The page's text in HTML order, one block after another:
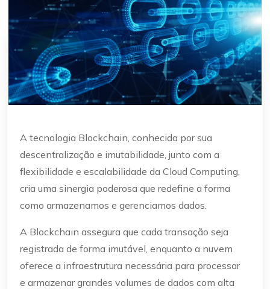
A tecnologia Blockchain, conhecida por sua
descentralização e imutabilidade, junto com a
flexibilidade e escalabilidade da Cloud Computing,
cria uma sinergia poderosa que redefine a forma
como armazenamos e gerenciamos dados.
A Blockchain assegura que cada transação seja
registrada de forma imutável, enquanto a nuvem
oferece a infraestrutura necessária para processar
e armazenar grandes volumes de dados com alta